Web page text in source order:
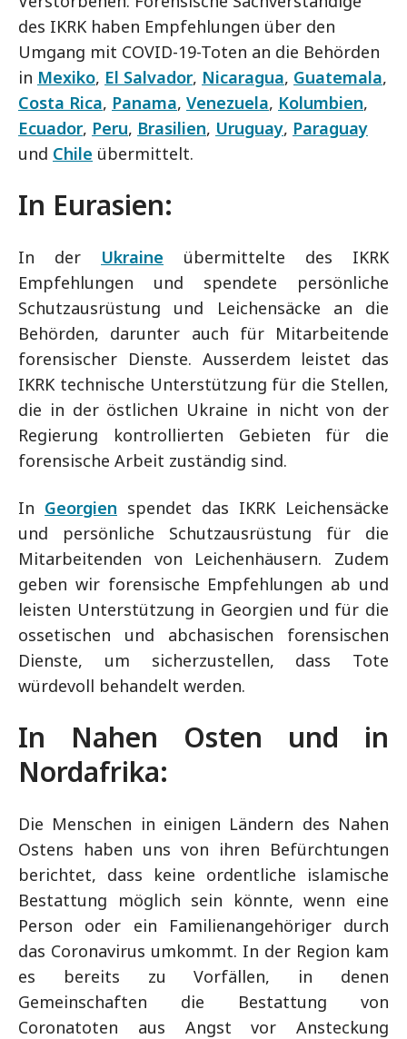
des IKRK haben Empfehlungen über den
Umgang mit COVID-19-Toten an die Behörden
in Mexiko, El Salvador, Nicaragua, Guatemala,
Costa Rica, Panama, Venezuela, Kolumbien,
Ecuador, Peru, Brasilien, Uruguay, Paraguay
und Chile übermittelt.
In Eurasien:
In der Ukraine übermittelte des IKRK
Empfehlungen und spendete persönliche
Schutzausrüstung und Leichensäcke an die
Behörden, darunter auch für Mitarbeitende
forensischer Dienste. Ausserdem leistet das
IKRK technische Unterstützung für die Stellen,
die in der östlichen Ukraine in nicht von der
Regierung kontrollierten Gebieten für die
forensische Arbeit zuständig sind.
In Georgien spendet das IKRK Leichensäcke
und persönliche Schutzausrüstung für die
Mitarbeitenden von Leichenhäusern. Zudem
geben wir forensische Empfehlungen ab und
leisten Unterstützung in Georgien und für die
ossetischen und abchasischen forensischen
Dienste, um sicherzustellen, dass Tote
würdevoll behandelt werden.
In Nahen Osten und in
Nordafrika:
Die Menschen in einigen Ländern des Nahen
Ostens haben uns von ihren Befürchtungen
berichtet, dass keine ordentliche islamische
Bestattung möglich sein könnte, wenn eine
Person oder ein Familienangehöriger durch
das Coronavirus umkommt. In der Region kam
es bereits zu Vorfällen, in denen
Gemeinschaften die Bestattung von
Coronatoten aus Angst vor Ansteckung